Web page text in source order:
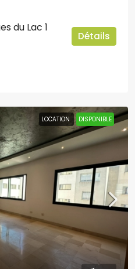
du Lac 1
Détails
LOCATION DISPONIBLE